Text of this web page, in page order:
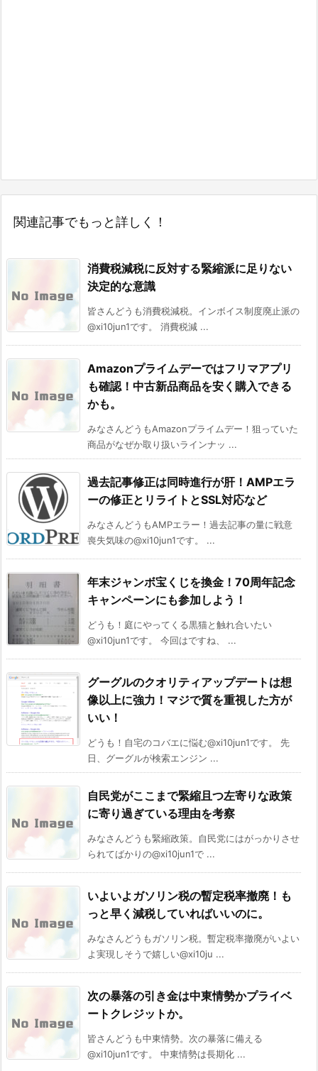
関連記事でもっと詳しく！
消費税減税に反対する緊縮派に足りない
決定的な意識
皆さんどうも消費税減税。インボイス制度廃止派の
@xi10jun1です。 消費税減 ...
Amazonプライムデーではフリマアプリ
も確認！中古新品商品を安く購入できる
かも。
みなさんどうもAmazonプライムデー！狙っていた
商品がなぜか取り扱いラインナッ ...
過去記事修正は同時進行が肝！AMPエラ
ーの修正とリライトとSSL対応など
みなさんどうもAMPエラー！過去記事の量に戦意
喪失気味の@xi10jun1です。 ...
年末ジャンボ宝くじを換金！70周年記念
キャンペーンにも参加しよう！
どうも！庭にやってくる黒猫と触れ合いたい
@xi10jun1です。 今回はですね、 ...
グーグルのクオリティアップデートは想
像以上に強力！マジで質を重視した方が
いい！
どうも！自宅のコバエに悩む@xi10jun1です。 先
日、グーグルが検索エンジン ...
自民党がここまで緊縮且つ左寄りな政策
に寄り過ぎている理由を考察
みなさんどうも緊縮政策。自民党にはがっかりさせ
られてばかりの@xi10jun1で ...
いよいよガソリン税の暫定税率撤廃！も
っと早く減税していればいいのに。
みなさんどうもガソリン税。暫定税率撤廃がいよい
よ実現しそうで嬉しい@xi10ju ...
次の暴落の引き金は中東情勢かプライベ
ートクレジットか。
皆さんどうも中東情勢。次の暴落に備える
@xi10jun1です。 中東情勢は長期化 ...